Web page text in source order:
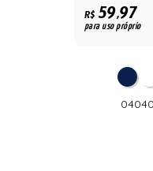
R$59,97
para uso próprio